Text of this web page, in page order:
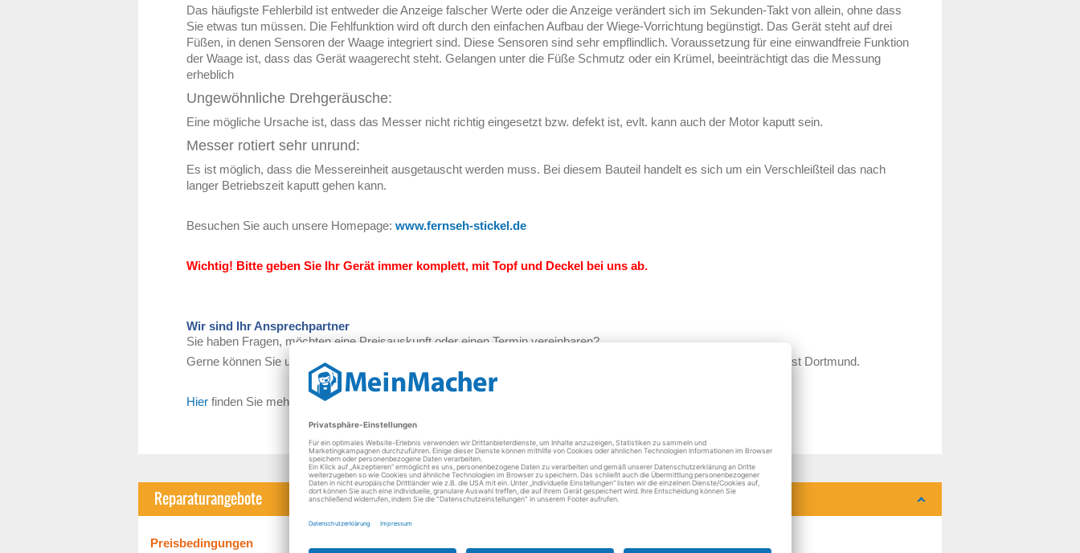
Das häufigste Fehlerbild ist entweder die Anzeige falscher Werte oder die Anzeige verändert sich im Sekunden-Takt von allein, ohne dass
Sie etwas tun müssen. Die Fehlfunktion wird oft durch den einfachen Aufbau der Wiege-Vorrichtung begünstigt. Das Gerät steht auf drei
Füßen, in denen Sensoren der Waage integriert sind. Diese Sensoren sind sehr empflindlich. Voraussetzung für eine einwandfreie Funktion
der Waage ist, dass das Gerät waagerecht steht. Gelangen unter die Füße Schmutz oder ein Krümel, beeinträchtigt das die Messung
erheblich
Ungewöhnliche Drehgeräusche:
Eine mögliche Ursache ist, dass das Messer nicht richtig eingesetzt bzw. defekt ist, evlt. kann auch der Motor kaputt sein.
Messer rotiert sehr unrund:
Es ist möglich, dass die Messereinheit ausgetauscht werden muss. Bei diesem Bauteil handelt es sich um ein Verschleißteil das nach
langer Betriebszeit kaputt gehen kann.
Besuchen Sie auch unsere Homepage: www.fernseh-stickel.de
Wichtig! Bitte geben Sie Ihr Gerät immer komplett, mit Topf und Deckel bei uns ab.
Wir sind Ihr Ansprechpartner
Sie haben Fragen, möchten eine Preisauskunft oder einen Termin vereinbaren?
Gerne können Sie uns telefonisch kontaktieren. Wir sind für Sie da und freuen uns auf Sie – Thermomix Kundendienst Dortmund.
Hier finden Sie mehr Informationen zum Thema "
Reparaturangebote
Preisbedingungen